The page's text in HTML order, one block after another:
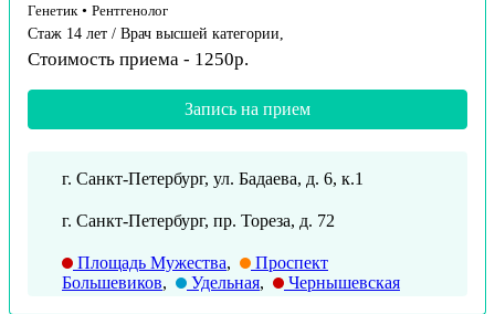
Генетик • Рентгенолог
Стаж 14 лет / Врач высшей категории,
Стоимость приема - 1250р.
Запись на прием
г. Санкт-Петербург, ул. Бадаева, д. 6, к.1
г. Санкт-Петербург, пр. Тореза, д. 72
Площадь Мужества,
Проспект
Большевиков, Удельная, Чернышевская